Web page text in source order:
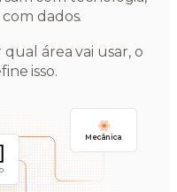
Mecânica
dados.
área vai usar, o
isso.